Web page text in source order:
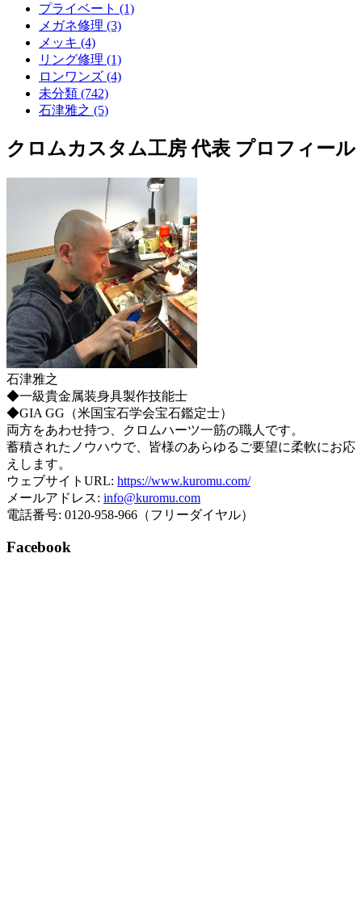
プライベート (1)
メガネ修理 (3)
メッキ (4)
リング修理 (1)
ロンワンズ (4)
未分類 (742)
石津雅之 (5)
クロムカスタム工房 代表 プロフィール
石津雅之
◆一級貴金属装身具製作技能士
◆GIA GG（米国宝石学会宝石鑑定士）
両方をあわせ持つ、クロムハーツ一筋の職人です。
蓄積されたノウハウで、皆様のあらゆるご要望に柔軟にお応
えします。
ウェブサイトURL: https://www.kuromu.com/
メールアドレス: info@kuromu.com
電話番号: 0120-958-966（フリーダイヤル）
Facebook